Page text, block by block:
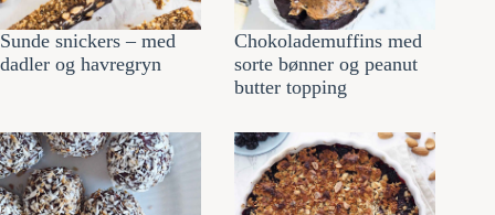
Sunde snickers – med
dadler og havregryn
Chokolademuffins med
sorte bønner og peanut
butter topping